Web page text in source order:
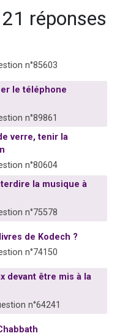
un don pour Sauvez la jambe de Yohan
étudier en groupe sur Zoom
dans Torah-Box Music
réponses
n°85603
le téléphone
n°89861
verre, tenir la
n°80604
la musique à
n°75578
de Kodech ?
n°74150
devant être mis à la
n°64241